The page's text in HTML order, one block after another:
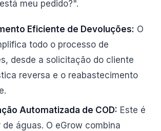
meu pedido?".
Eficiente de Devoluções: O
todo o processo de
desde a solicitação do cliente
reversa e o reabastecimento
Automatizada de COD: Este é
de águas. O eGrow combina